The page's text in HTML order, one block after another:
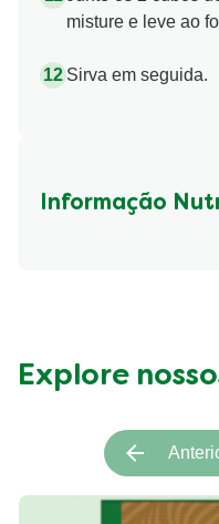
misture e leve ao
Sirva em seguida.
Informação
Explore